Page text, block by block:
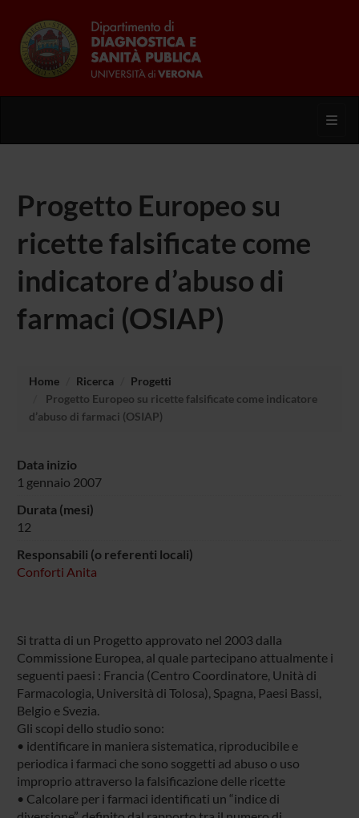
Progetto Europeo su
ricette falsificate come
indicatore d’abuso di
farmaci (OSIAP)
Home Ricerca
Progetti
Progetto Europeo su ricette falsificate come indicatore
d’abuso di farmaci (OSIAP)
Data inizio
1 gennaio 2007
Durata (mesi)
12
Responsabili (o referenti locali)
Conforti Anita
Si tratta di un Progetto approvato nel 2003 dalla
Commissione Europea, al quale partecipano attualmente i
seguenti paesi : Francia (Centro Coordinatore, Unità di
Farmacologia, Università di Tolosa), Spagna, Paesi Bassi,
Belgio e Svezia.
Gli scopi dello studio sono:
• identificare in maniera sistematica, riproducibile e
periodica i farmaci che sono soggetti ad abuso o uso
improprio attraverso la falsificazione delle ricette
• Calcolare per i farmaci identificati un “indice di